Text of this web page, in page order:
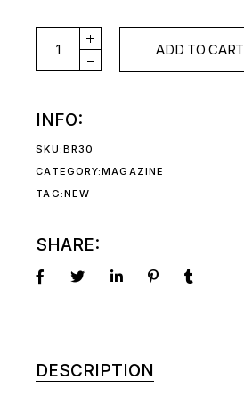
ISSUE#50 quantity
ADD TO CART
INFO:
SKU:BR30
CATEGORY:MAGAZINE
TAG:NEW
SHARE:
DESCRIPTION